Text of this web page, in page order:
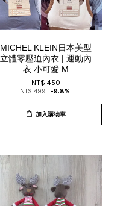
MICHEL KLEIN日本美型
立體零壓迫內衣 | 運動內
衣 小可愛 M
NT$ 450
NT$ 499 -9.8%
加入購物車